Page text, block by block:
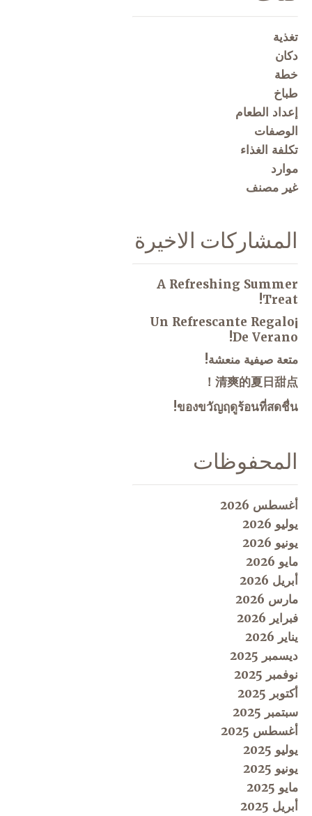
تغذية
دكان
خطة
طباخ
إعداد الطعام
الوصفات
تكلفة الغذاء
موارد
غير مصنف
المشاركات الاخيرة
A Refreshing Summer
Treat!
¡Un Refrescante Regalo
De Verano!
متعة صيفية منعشة!
清爽的夏日甜点！
ของขวัญฤดูร้อนที่สดชื่น!
المحفوظات
أغسطس 2026
يوليو 2026
يونيو 2026
مايو 2026
أبريل 2026
مارس 2026
فبراير 2026
يناير 2026
ديسمبر 2025
نوفمبر 2025
أكتوبر 2025
سبتمبر 2025
أغسطس 2025
يوليو 2025
يونيو 2025
مايو 2025
أبريل 2025